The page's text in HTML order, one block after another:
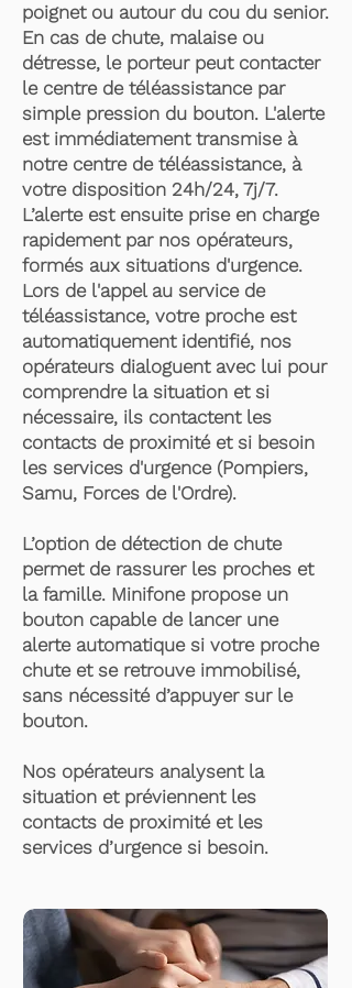
poignet ou autour du cou du senior.
En cas de chute, malaise ou
détresse, le porteur peut contacter
le centre de téléassistance par
simple pression du bouton. L'alerte
est immédiatement transmise à
notre centre de téléassistance, à
votre disposition 24h/24, 7j/7.
L’alerte est ensuite prise en charge
rapidement par nos opérateurs,
formés aux situations d'urgence.
Lors de l'appel au service de
téléassistance, votre proche est
automatiquement identifié, nos
opérateurs dialoguent avec lui pour
comprendre la situation et si
nécessaire, ils contactent les
contacts de proximité et si besoin
les services d'urgence (Pompiers,
Samu, Forces de l'Ordre).
L’option de détection de chute
permet de rassurer les proches et
la famille. Minifone propose un
bouton capable de lancer une
alerte automatique si votre proche
chute et se retrouve immobilisé,
sans nécessité d’appuyer sur le
bouton.
Nos opérateurs analysent la
situation et préviennent les
contacts de proximité et les
services d’urgence si besoin.